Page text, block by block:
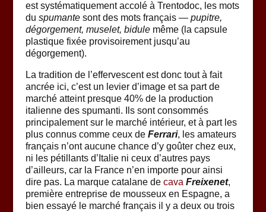
est systématiquement accolé à Trentodoc, les mots
du spumantesont des mots français — pupitre,
dégorgement, muselet, bidulemême (la capsule
plastique fixée provisoirement jusqu’au
dégorgement).
La tradition de l’effervescent est donc tout à fait
ancrée ici, c’est un levier d’image et sa part de
marché atteint presque 40% de la production
italienne des spumanti. Ils sont consommés
principalement sur le marché intérieur, et à part les
plus connus comme ceux de Ferrari, les amateurs
français n’ont aucune chance d’y goûter chez eux,
ni les pétillants d’Italie ni ceux d’autres pays
d’ailleurs, car la France n’en importe pour ainsi
dire pas. La marque catalane de cava Freixenet,
première entreprise de mousseux en Espagne, a
bien essayé le marché français il y a deux ou trois